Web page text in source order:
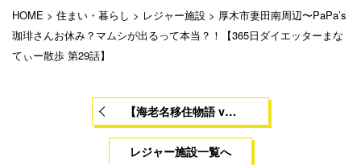
HOME > 住まい・暮らし > レジャー施設 > 厚木市妻田南周辺〜PaPa’s
珈琲さんお休み？マムシが出るって本当？！【365日ダイエッターまな
てぃー散歩 第29話】
【海老名移住物語 v…
レジャー施設一覧へ